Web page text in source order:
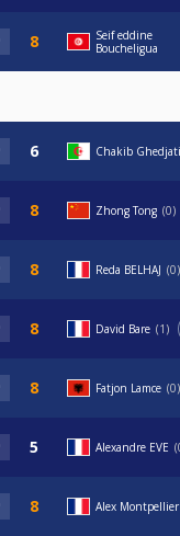
Seif eddine
Boucheligua
Chakib Ghedjati
Zhong Tong 0
Reda BELHAJ 0
David Bare 1
Fatjon Lamce 0
Alexandre EVE
Alex Montpellier